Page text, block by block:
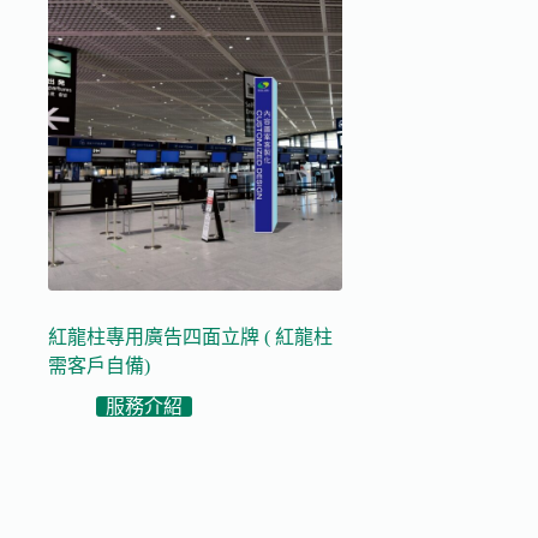
紅龍柱專用廣告四面立牌 ( 紅龍柱
需客戶自備)
服務介紹